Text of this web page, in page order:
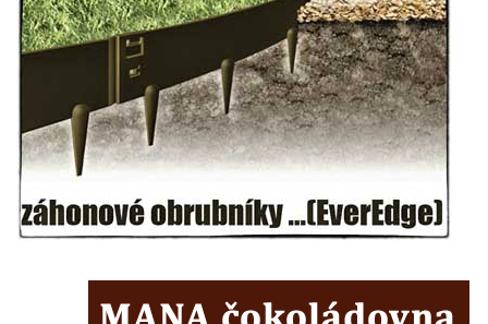
domě čp. 37 v ulici Betlém v Římově
Pomník na paměť zrušení roboty v Plavu
Socha vodníka v Plavu
Socha svatého Jana Nepomuckého v
Třebušíně
Pamětní deska Johanna Nepomuka
Fischera na domě čp. 5/16 na třídě 9.
května v Rumburku
severně od Tokáně